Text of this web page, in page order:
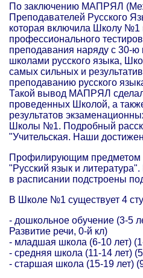
По заключению МАПРЯЛ
Преподавателей Русского
которая включила Школу №1
профессионального
преподавания наряду с 30-
школами русского языка,
самых сильных и
преподаванию русского
Такой вывод МАПРЯЛ
проведенных Школой, а
результатов
Школы №1. Подробный
"Учительская. Наши
Профилирующим предметом
"Русский язык и
в расписании подстроены
В Школе №1 существует 4
- дошкольное обучение (3-5
Развитие речи, 0-й кл)
- младшая школа (6-10 лет)
- средняя школа (11-14 лет)
- старшая школа (15-19 лет)